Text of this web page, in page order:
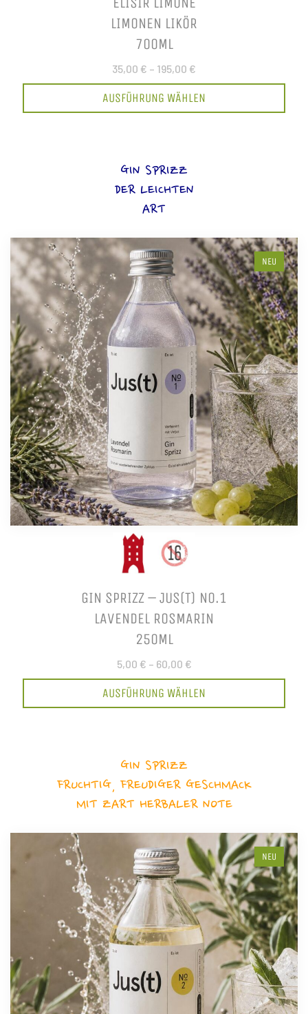
LIMONEN LIKÖR
700ML
35,00 € – 195,00 €
AUSFÜHRUNG WÄHLEN
GIN SPRIZZ
DER LEICHTEN
ART
NEU
GIN SPRIZZ – JUS(T) NO.1
LAVENDEL ROSMARIN
250ML
5,00 € – 60,00 €
AUSFÜHRUNG WÄHLEN
GIN SPRIZZ
FRUCHTIG, FREUDIGER GESCHMACK
MIT ZART HERBALER NOTE
NEU